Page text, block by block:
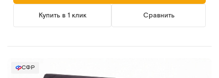
Купить в 1 клик Сравнить
СФР